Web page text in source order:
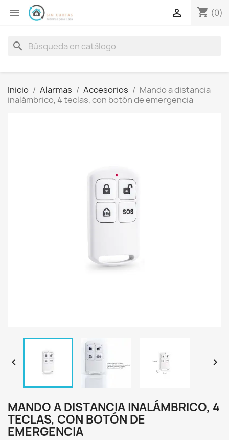
 shopping_cart (0)

search
Inicio Alarmas Accesorios
Mando a distancia
inalámbrico, 4 teclas, con botón de emergencia
 
MANDO A DISTANCIA INALÁMBRICO, 4
TECLAS, CON BOTÓN DE
EMERGENCIA